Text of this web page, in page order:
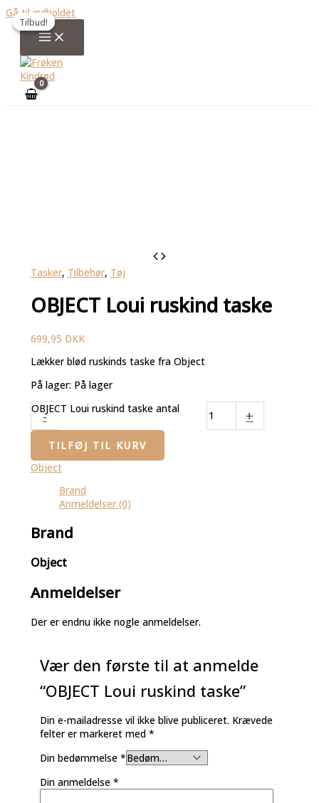
Gå til indholdet
Tasker, Tilbehør, Tøj
OBJECT Loui ruskind taske
699,95 DKK
Lækker blød ruskinds taske fra Object
På lager: På lager
-
OBJECT Loui ruskind taske antal +
TILFØJ TIL KURV
Object
Brand
Anmeldelser (0)
Brand
Object
Anmeldelser
Der er endnu ikke nogle anmeldelser.
Vær den første til at anmelde
“OBJECT Loui ruskind taske”
Din e-mailadresse vil ikke blive publiceret. Krævede
felter er markeret med*
Din bedømmelse*
Din anmeldelse*
Tilbud!
Tilbud!